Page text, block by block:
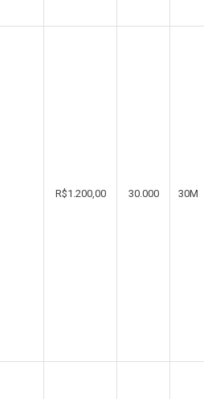
R$1.200,00 30.000 30M